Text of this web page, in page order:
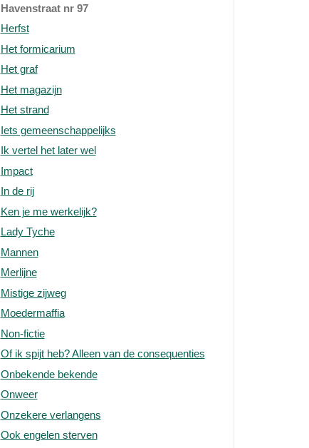
Havenstraat nr 97
Herfst
Het formicarium
Het graf
Het magazijn
Het strand
Iets gemeenschappelijks
Ik vertel het later wel
Impact
In de rij
Ken je me werkelijk?
Lady Tyche
Mannen
Merlijne
Mistige zijweg
Moedermaffia
Non-fictie
Of ik spijt heb? Alleen van de consequenties
Onbekende bekende
Onweer
Onzekere verlangens
Ook engelen sterven